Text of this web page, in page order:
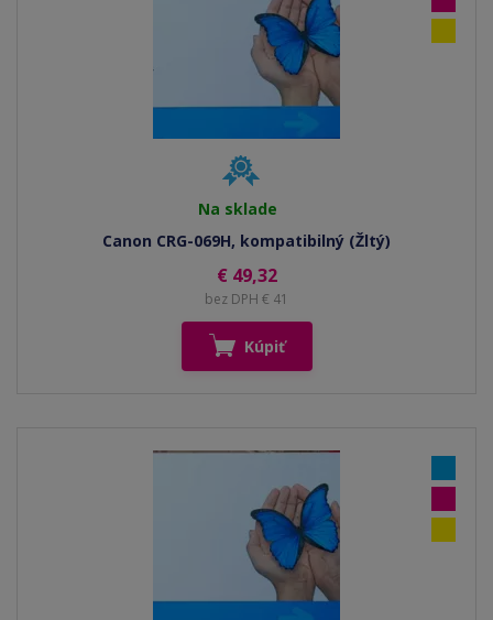
Na sklade
Canon CRG-069H, kompatibilný (Žltý)
€ 49,32
bez DPH € 41
Kúpiť